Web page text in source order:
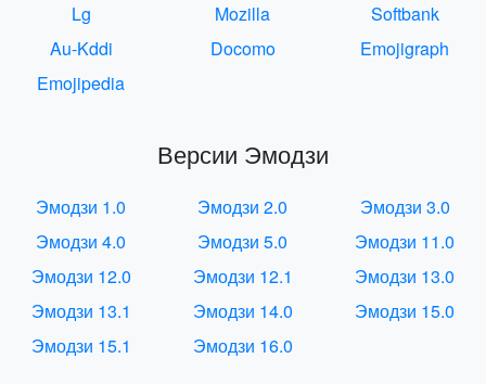
Lg
Mozilla
Softbank
Au-Kddi
Docomo
Emojigraph
Emojipedia
Версии Эмодзи
Эмодзи 1.0 Эмодзи 2.0
Эмодзи 3.0
Эмодзи 4.0
Эмодзи 5.0
Эмодзи 11.0
Эмодзи 12.0
Эмодзи 12.1
Эмодзи 13.0
Эмодзи 13.1
Эмодзи 14.0
Эмодзи 15.0
Эмодзи 15.1
Эмодзи 16.0